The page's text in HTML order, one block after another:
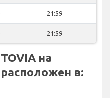
21:59
21:59
на
в: